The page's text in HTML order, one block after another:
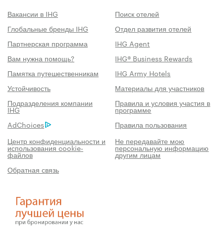
Вакансии в IHG
Поиск отелей
Глобальные бренды IHG
Отдел развития отелей
Партнерская программа
IHG Agent
Вам нужна помощь?
IHG® Business Rewards
Памятка путешественникам
IHG Army Hotels
Устойчивость
Материалы для участников
Подразделения компании
IHG
Правила и условия участия в
программе
AdChoices
Правила пользования
Центр конфиденциальности и
использования cookie-
файлов
Не передавайте мою
персональную информацию
другим лицам
Обратная связь